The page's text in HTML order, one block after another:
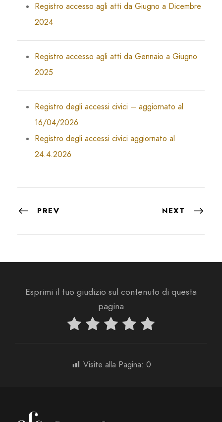
Registro accesso agli atti da Giugno a Dicembre
2024
Registro accesso agli atti da Gennaio a Giugno
2025
Registro degli accessi civici – aggiornato al
16/04/2026
Registro degli accessi civici aggiornato al
24.4.2026
PREV NEXT
Esprimi il tuo giudizio sul contenuto di questa
pagina
Visite alla Pagina: 0